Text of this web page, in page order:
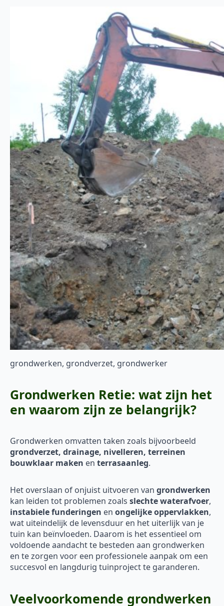
grondwerken, grondverzet, grondwerker
Grondwerken Retie: wat zijn het
en waarom zijn ze belangrijk?
Grondwerken omvatten taken zoals bijvoorbeeld
grondverzet, drainage, nivelleren, terreinen
bouwklaar maken en terrasaanleg.
Het overslaan of onjuist uitvoeren van grondwerken
kan leiden tot problemen zoals slechte waterafvoer,
instabiele funderingen en ongelijke oppervlakken,
wat uiteindelijk de levensduur en het uiterlijk van je
tuin kan beïnvloeden. Daarom is het essentieel om
voldoende aandacht te besteden aan grondwerken
en te zorgen voor een professionele aanpak om een
succesvol en langdurig tuinproject te garanderen.
Veelvoorkomende grondwerken